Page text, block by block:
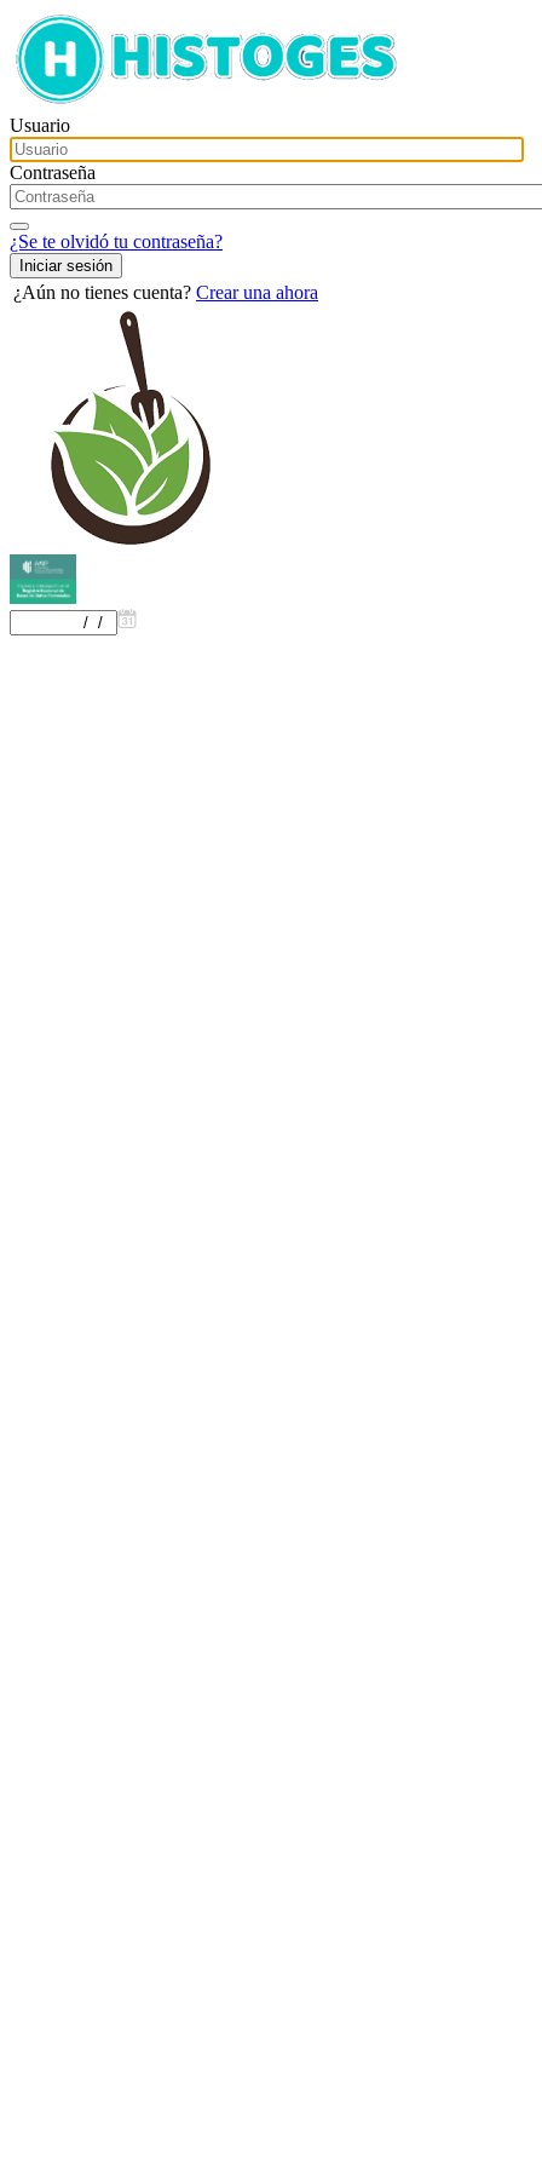
Usuario
Contraseña
¿Se te olvidó tu contraseña?
¿Aún no tienes cuenta? Crear una ahora